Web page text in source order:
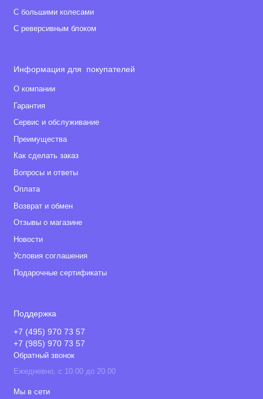
С большими колесами
С реверсивным блоком
Информация для покупателей
О компании
Гарантия
Сервис и обслуживание
Преимущества
Как сделать заказ
Вопросы и ответы
Оплата
Возврат и обмен
Отзывы о магазине
Новости
Условия соглашения
Подарочные сертификаты
Поддержка
+7 (495) 970 73 57
+7 (985) 970 73 57
Обратный звонок
Ежедневно, с 10.00 до 20.00
Мы в сети